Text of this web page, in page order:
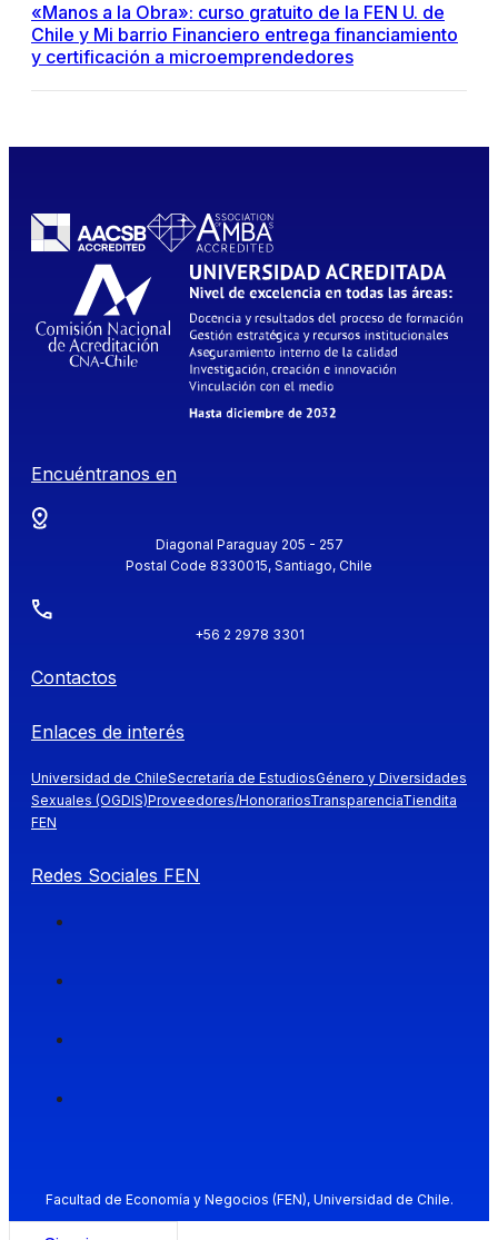
«Manos a la Obra»: curso gratuito de la FEN U. de
Chile y Mi barrio Financiero entrega financiamiento
y certificación a microemprendedores
Encuéntranos en
Diagonal Paraguay 205 - 257
Postal Code 8330015, Santiago, Chile
+56 2 2978 3301
Contactos
Enlaces de interés
Universidad de ChileSecretaría de EstudiosGénero y Diversidades
Sexuales (OGDIS)Proveedores/HonorariosTransparenciaTiendita
FEN
Redes Sociales FEN
Facultad de Economía y Negocios (FEN), Universidad de Chile.